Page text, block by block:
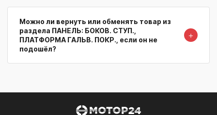
Можно ли вернуть или обменять товар из
раздела ПАНЕЛЬ: БОКОВ. СТУП.,
ПЛАТФОРМА ГАЛЬВ. ПОКР., если он не
подошёл?
＋